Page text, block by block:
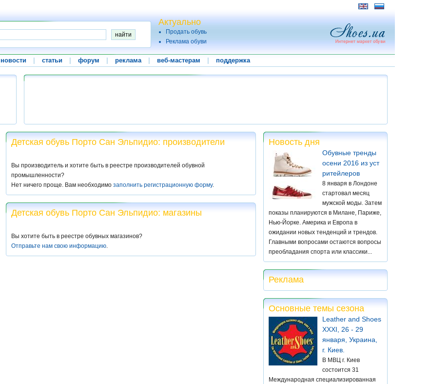
Актуально
Продать обувь
Реклама обуви
новости статьи форум реклама веб-мастерам поддержка
Детская обувь Порто Сан Эльпидио: производители
Вы производитель и хотите быть в реестре производителей обувной
промышленности?
Нет ничего проще. Вам необходимо заполнить регистрационную форму.
Детская обувь Порто Сан Эльпидио: магазины
Вы хотите быть в реестре обувных магазинов?
Отправьте нам свою информацию.
Новость дня
Обувные тренды
осени 2016 из уст
ритейлеров
8 января в Лондоне
стартовал месяц
мужской моды. Затем
показы планируются в Милане, Париже,
Нью-Йорке. Америка и Европа в
ожидании новых тенденций и трендов.
Главными вопросами остаются вопросы
преобладания спорта или классики...
Реклама
Основные темы сезона
Leather and Shoes
XXXI, 26 - 29
января, Украина,
г. Киев.
В МВЦ г. Киев
состоится 31
Международная специализированная